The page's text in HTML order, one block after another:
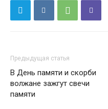
Предыдущая статья
В День памяти и скорби
волжане зажгут свечи
памяти